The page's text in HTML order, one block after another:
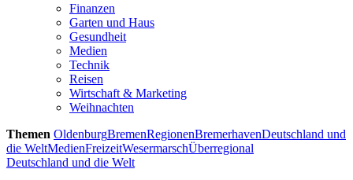
Finanzen
Garten und Haus
Gesundheit
Medien
Technik
Reisen
Wirtschaft & Marketing
Weihnachten
Themen OldenburgBremenRegionenBremerhavenDeutschland und
die WeltMedienFreizeitWesermarschÜberregional
Deutschland und die Welt